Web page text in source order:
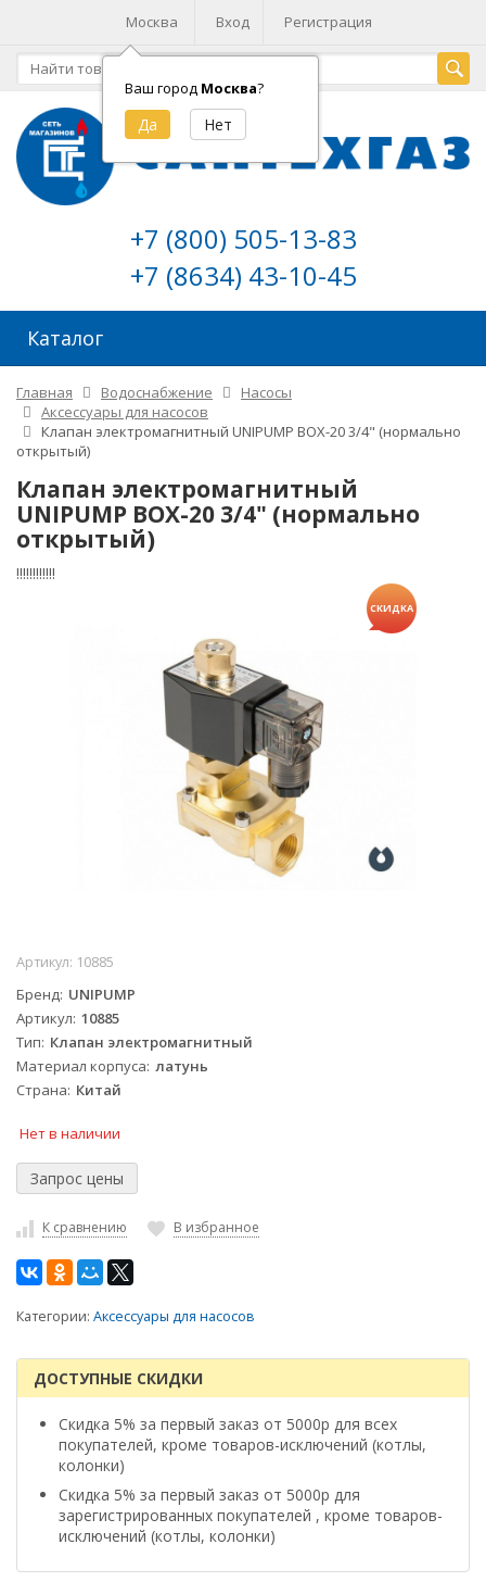
Москва
Ваш город Москва?
Вход Регистрация
+7 (800) 505-13-83
+7 (8634) 43-10-45
Каталог
Главная Водоснабжение
Насосы
Аксессуары для насосов
Клапан электромагнитный UNIPUMP BOX-20 3/4" (нормально
открытый)
Клапан электромагнитный
UNIPUMP BOX-20 3/4" (нормально
открытый)
!!!!!!!!!!!!
СКИДКА
Артикул: 10885
Бренд UNIPUMP
Артикул 10885
Тип Клапан электромагнитный
Материал корпуса латунь
Страна Китай
Нет в наличии
К сравнению В избранное
Категории: Аксессуары для насосов
ДОСТУПНЫЕ СКИДКИ
Скидка 5% за первый заказ от 5000р для всех
покупателей, кроме товаров-исключений (котлы,
колонки)
Скидка 5% за первый заказ от 5000р для
зарегистрированных покупателей , кроме товаров-
исключений (котлы, колонки)